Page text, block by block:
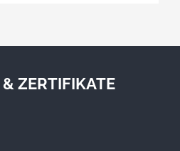
ZERTIFIKATE